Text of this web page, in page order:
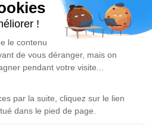
à Blois
- 41000 - Blois
Liens utiles
À propos de Memorys